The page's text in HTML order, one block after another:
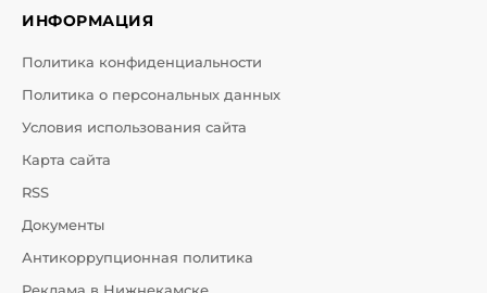
ИНФОРМАЦИЯ
Политика конфиденциальности
Политика о персональных данных
Условия использования сайта
Карта сайта
RSS
Документы
Антикоррупционная политика